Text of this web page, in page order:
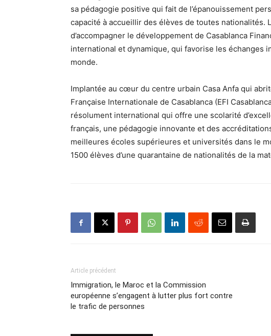
sa pédagogie positive qui fait de l’épanouissement
capacité à accueillir des élèves de toutes nationalités.
d’accompagner le développement de Casablanca
international et dynamique, qui favorise les échanges
monde.
Implantée au cœur du centre urbain Casa Anfa qui
Française Internationale de Casablanca (EFI
résolument international qui offre une scolarité
français, une pédagogie innovante et des
meilleures écoles supérieures et universités dans le
1500 élèves d’une quarantaine de nationalités de la
Article précédent
Immigration, le Maroc et la Commission
européenne s’engagent à lutter plus fort contre
le trafic de personnes